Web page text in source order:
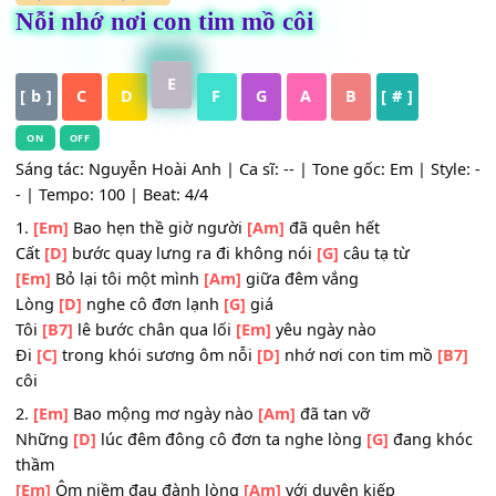
Nhạc Trẻ
Nỗi nhớ nơi con tim mồ côi
[ b ] C D F A B [ # ]
ON
Sáng tác: Nguyễn Hoài Anh | Ca sĩ: -- | Tone gốc: Em |
- | Tempo: 100 | Beat: 4/4
1.[Em]Bao hẹn thề giờ người
Cất[D] bước quay lưng ra đi không nói[G]
[Em]Bỏ lại tôi một mình [Am]giữa đêm vắng
Lòng
Tôi[B7]lê bước chân qua lối[Em]yêu ngày nào
Đi[C]trong khói sương ôm nỗi [D]nhớ nơi con tim mồ
côi